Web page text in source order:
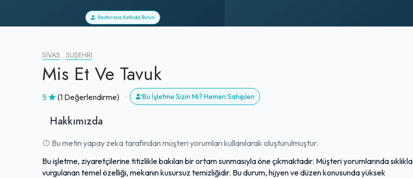
Restorana Katkıda Bulun
SIVAS SUŞEHRI
Mis Et Ve Tavuk
5 (1 Değerlendirme) Bu İşletme Sizin Mi? Hemen Sahiplen
Hakkımızda
Bu metin yapay zeka tarafından müşteri yorumları kullanılarak oluşturulmuştur.
Bu işletme, ziyaretçilerine titizlikle bakılan bir ortam sunmasıyla öne çıkmaktadır. Müşteri yorumlarında sıklıkla
vurgulanan temel özelliği, mekanın kusursuz temizliğidir. Bu durum, hijyen ve düzen konusunda yüksek